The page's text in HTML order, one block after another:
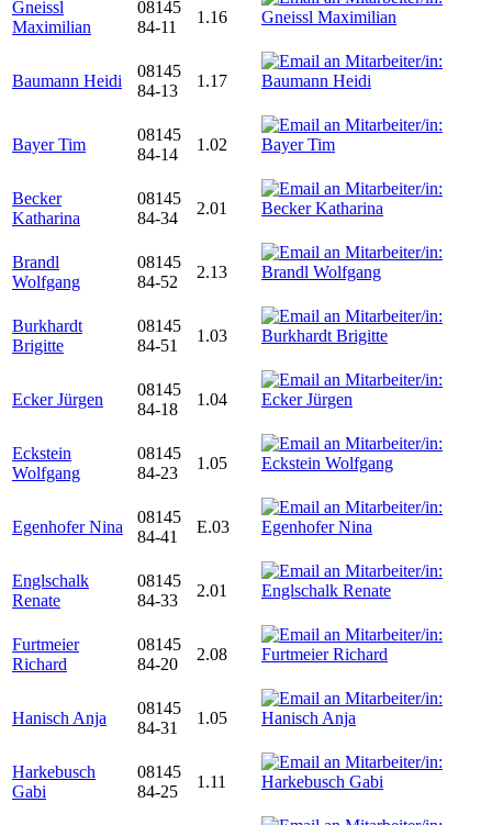
Gneissl
Maximilian
08145
84-11
1.16
Baumann Heidi
08145
84-13
1.17
Bayer Tim
08145
84-14
1.02
Becker
Katharina
08145
84-34
2.01
Brandl
Wolfgang
08145
84-52
2.13
Burkhardt
Brigitte
08145
84-51
1.03
Ecker Jürgen
08145
84-18
1.04
Eckstein
Wolfgang
08145
84-23
1.05
Egenhofer Nina
08145
84-41
E.03
Englschalk
Renate
08145
84-33
2.01
Furtmeier
Richard
08145
84-20
2.08
Hanisch Anja
08145
84-31
1.05
Harkebusch
Gabi
08145
84-25
1.11